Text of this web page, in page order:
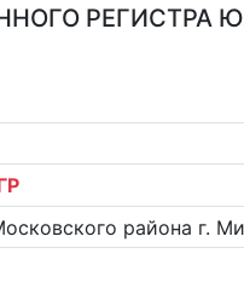
РЕГИСТРА
района г.